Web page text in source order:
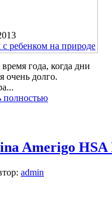
ребенком на природе
года, когда дни
очень долго.
полностью
Amerigo HSA
admin